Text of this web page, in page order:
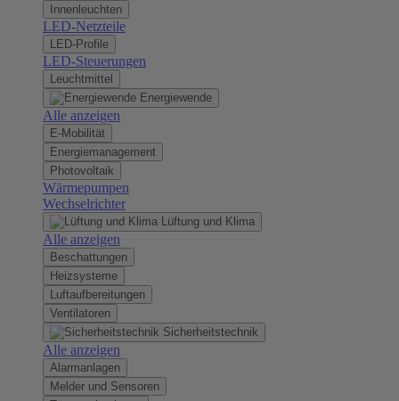
Innenleuchten
LED-Netzteile
LED-Profile
LED-Steuerungen
Leuchtmittel
Energiewende
Alle anzeigen
E-Mobilität
Energiemanagement
Photovoltaik
Wärmepumpen
Wechselrichter
Lüftung und Klima
Alle anzeigen
Beschattungen
Heizsysteme
Luftaufbereitungen
Ventilatoren
Sicherheitstechnik
Alle anzeigen
Alarmanlagen
Melder und Sensoren